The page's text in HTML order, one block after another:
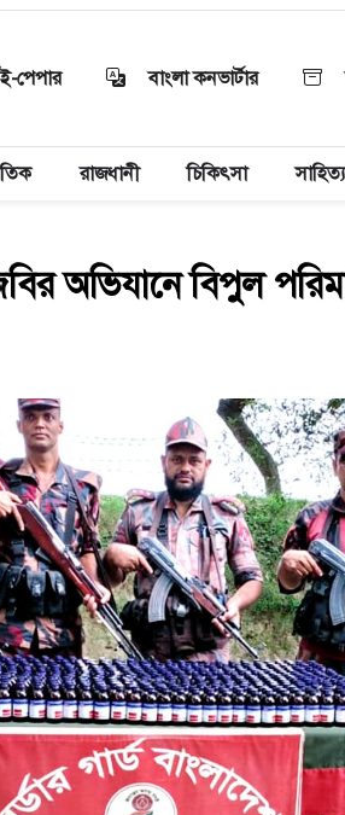
পেপার বাংলা কনভার্টার
রাজধানী চিকিৎসা সাহিত্য
অভিযানে বিপুল